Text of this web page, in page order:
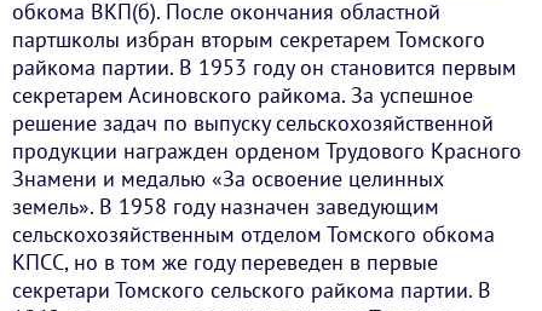
обкома ВКП(б). После окончания областной
партшколы избран вторым секретарем Томского
райкома партии. В 1953 году он становится первым
секретарем Асиновского райкома. За успешное
решение задач по выпуску сельскохозяйственной
продукции награжден орденом Трудового Красного
Знамени и медалью «За освоение целинных
земель». В 1958 году назначен заведующим
сельскохозяйственным отделом Томского обкома
КПСС, но в том же году переведен в первые
секретари Томского сельского райкома партии. В